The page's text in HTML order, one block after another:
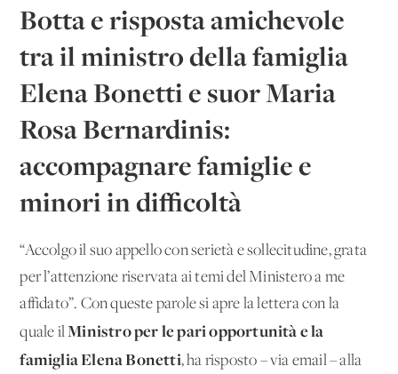
Botta e risposta amichevole
tra il ministro della famiglia
Elena Bonetti e suor Maria
Rosa Bernardinis:
accompagnare famiglie e
minori in difficoltà
“Accolgo il suo appello con serietà e sollecitudine, grata
per l’attenzione riservata ai temi del Ministero a me
affidato”. Con queste parole si apre la lettera con la
quale ilMinistro per le pari opportunità e la
famiglia Elena Bonetti, ha risposto – via email – alla